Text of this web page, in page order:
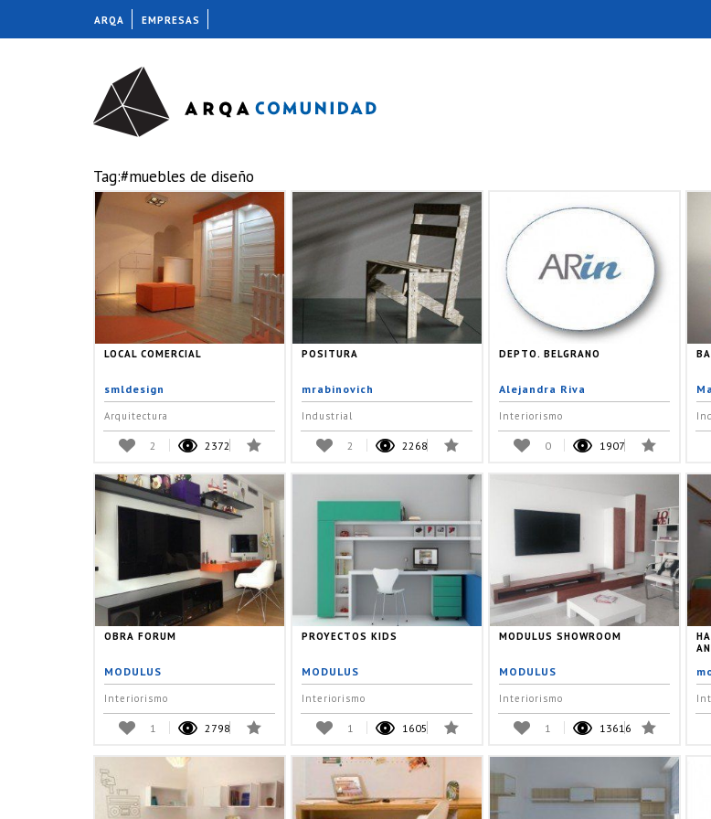
Tag:#muebles de diseño
LOCAL COMERCIAL
smldesign
Arquitectura
2 2372
POSITURA
mrabinovich
Industrial
2 2268
DEPTO. BELGRANO
Alejandra Riva
Interiorismo
0 1907
OBRA FORUM
MODULUS
Interiorismo
1 2798
PROYECTOS KIDS
MODULUS
Interiorismo
1 1605
MODULUS SHOWROOM
MODULUS
Interiorismo
1 13616
ARQA EMPRESAS